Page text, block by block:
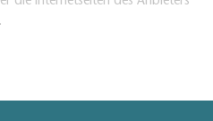
ISBN 978-3-89591-